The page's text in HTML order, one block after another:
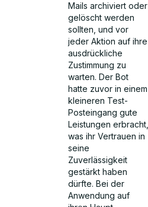
Mails archiviert oder
gelöscht werden
sollten, und vor
jeder Aktion auf ihre
ausdrückliche
Zustimmung zu
warten. Der Bot
hatte zuvor in einem
kleineren Test-
Posteingang gute
Leistungen erbracht,
was ihr Vertrauen in
seine
Zuverlässigkeit
gestärkt haben
dürfte. Bei der
Anwendung auf